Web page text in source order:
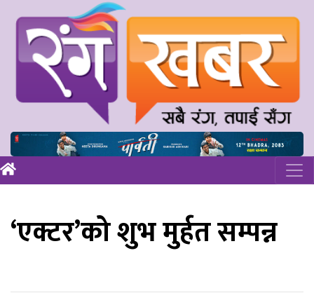
‘एक्टर’को शुभ मुर्हत सम्पन्न